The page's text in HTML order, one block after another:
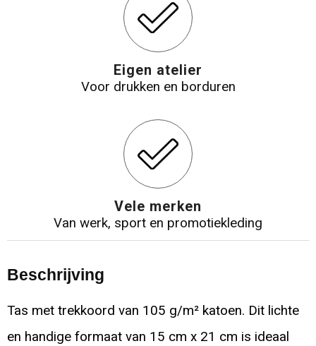
Eigen atelier
Voor drukken en borduren
Vele merken
Van werk, sport en promotiekleding
Beschrijving
Tas met trekkoord van 105 g/m² katoen. Dit lichte
en handige formaat van 15 cm x 21 cm is ideaal